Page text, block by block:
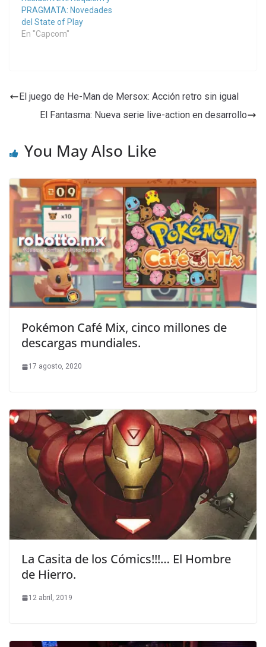
PRAGMATA: Novedades
del State of Play
En "Capcom"
El juego de He-Man de Mersox: Acción retro sin igual
El Fantasma: Nueva serie live-action en desarrollo
You May Also Like
Pokémon Café Mix, cinco millones de
descargas mundiales.
17 agosto, 2020
La Casita de los Cómics!!!… El Hombre
de Hierro.
12 abril, 2019